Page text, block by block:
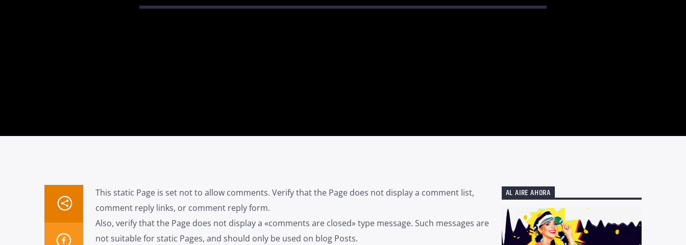
This static Page is set not to allow comments. Verify that the Page does not display a comment list,
comment reply links, or comment reply form.
Also, verify that the Page does not display a «comments are closed» type message. Such messages are
not suitable for static Pages, and should only be used on blog Posts.
AL AIRE AHORA